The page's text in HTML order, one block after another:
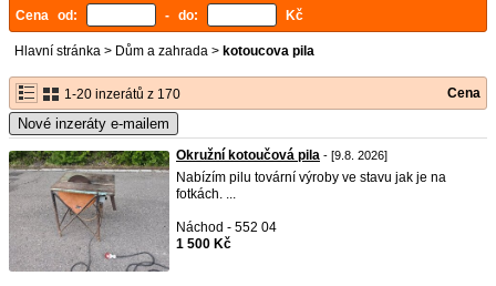
Cena od:
- do: Kč
Hlavní stránka > Dům a zahrada > kotoucova pila
1-20 inzerátů z 170 Cena
Nové inzeráty e-mailem
Okružní kotoučová pila - [9.8. 2026]
Nabízím pilu tovární výroby ve stavu jak je na
fotkách. ...
Náchod - 552 04
1 500 Kč